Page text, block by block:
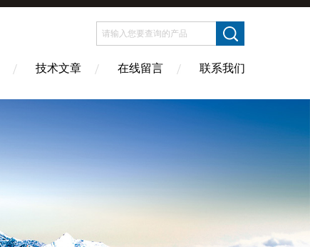
技术文章 在线留言 联系我们